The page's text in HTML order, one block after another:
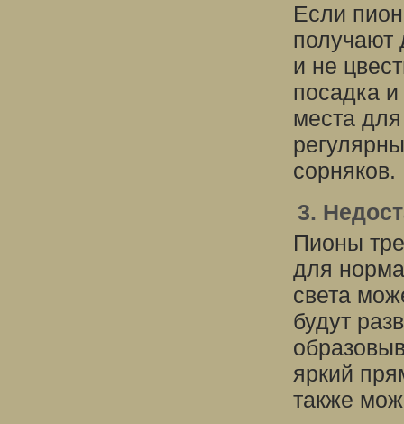
Если
получают
и не
посадка
места
сорняков.
3.
Пионы
для
света
будут
яркий
также